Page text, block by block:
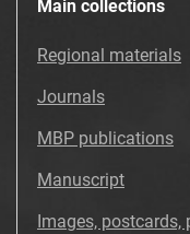
Feliksa
Tarnowskie
Feliksa
Tarnowskie
Feliksa
Tarnowskie
Main collections
Regional materials
Journals
MBP publications
Manuscript
Images,